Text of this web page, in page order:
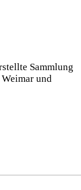
Sammlung
und